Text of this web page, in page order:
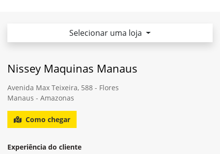
Selecionar uma loja
Nissey Maquinas Manaus
Avenida Max Teixeira, 588 - Flores
Manaus - Amazonas
Como chegar
Experiência do cliente